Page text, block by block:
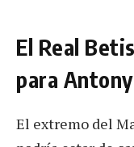
El Real
para Antony
El extremo del